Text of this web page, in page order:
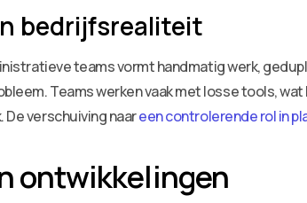
bedrijfsrealiteit
teams vormt handmatig werk,
Teams werken vaak met losse tools,
verschuiving naareen controlerende rol in
ontwikkelingen